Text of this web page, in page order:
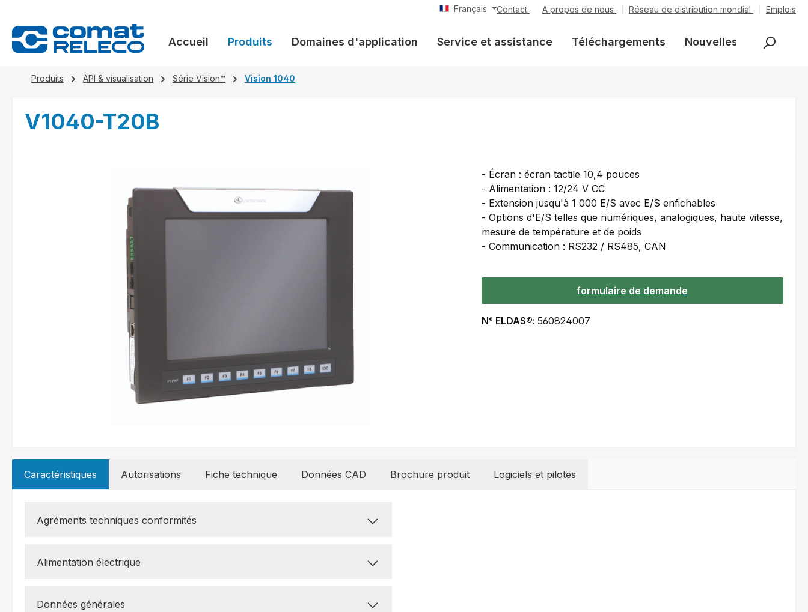
Français Contact A propos de nous Réseau de distribution mondial Emplois
Accueil Produits Domaines d'application Service et assistance Téléchargements Nouvelles
Produits API & visualisation Série Vision™ Vision 1040
V1040-T20B
- Écran : écran tactile 10,4 pouces
- Alimentation : 12/24 V CC
- Extension jusqu'à 1 000 E/S avec E/S enfichables
- Options d'E/S telles que numériques, analogiques, haute vitesse,
mesure de température et de poids
- Communication : RS232 / RS485, CAN
formulaire de demande
N° ELDAS®: 560824007
Caractéristiques Autorisations Fiche technique Données CAD Brochure produit Logiciels et pilotes
Agréments techniques conformités
Alimentation électrique
Données générales